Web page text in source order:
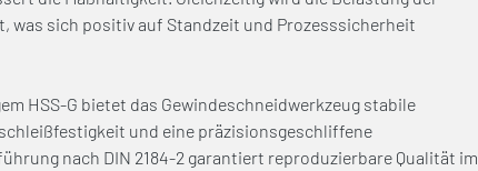
was sich positiv auf Standzeit und Prozesssicherheit
HSS-G bietet das Gewindeschneidwerkzeug stabile
und eine präzisionsgeschliffene
nach DIN 2184-2 garantiert reproduzierbare Qualität im